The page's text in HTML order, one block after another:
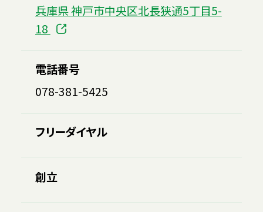
兵庫県 神戸市中央区北長狭通5丁目5-
18
電話番号
078-381-5425
フリーダイヤル
創立